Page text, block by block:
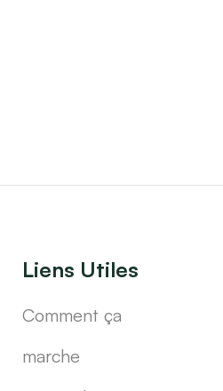
Liens Utiles
Comment ça
marche